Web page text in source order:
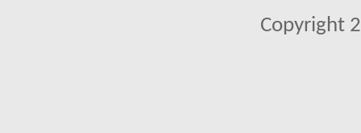
Copyright